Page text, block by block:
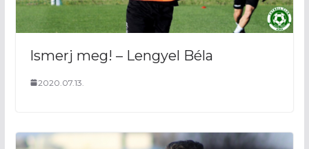
Ismerj meg! – Lengyel Béla
2020.07.13.